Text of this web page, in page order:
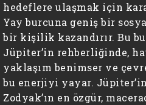
hedeflere ulaşmak için
Yay burcuna geniş bir
bir kişilik kazandırır. Bu
Jüpiter’in rehberliğinde,
yaklaşım benimser ve
bu enerjiyi yayar.
Zodyak’ın en özgür,